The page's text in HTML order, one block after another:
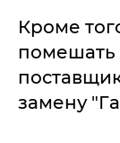
Кроме
помешать
замену